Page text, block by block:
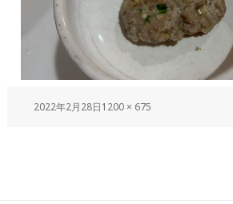
2022年2月28日1200 × 675